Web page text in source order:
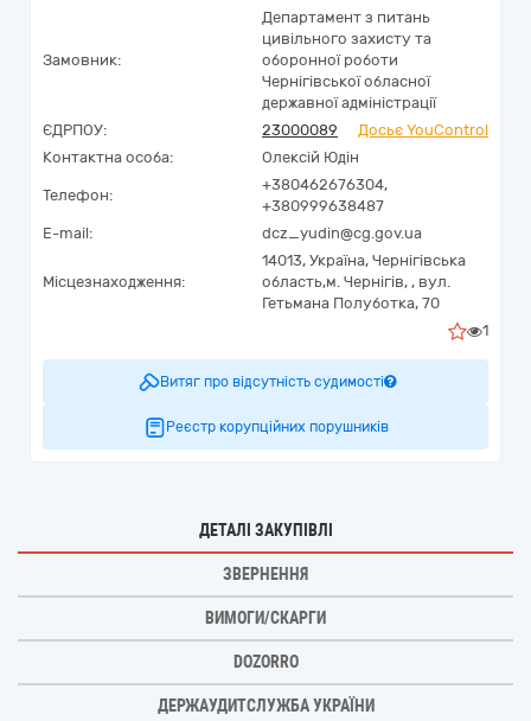
Замовник:
Департамент з питань
цивільного захисту та
оборонної роботи
Чернігівської обласної
державної адміністрації
ЄДРПОУ:
23000089
Досьє YouControl
Контактна особа:
Олексій Юдін
Телефон:
+380462676304,
+380999638487
E-mail:
dcz_yudin@cg.gov.ua
Місцезнаходження:
14013, Україна, Чернігівська
область,м. Чернігів, , вул.
Гетьмана Полуботка, 70
1
Витяг про відсутність судимості
Реєстр корупційних порушників
ДЕТАЛІ ЗАКУПІВЛІ
ЗВЕРНЕННЯ
ВИМОГИ/СКАРГИ
DOZORRO
ДЕРЖАУДИТСЛУЖБА УКРАЇНИ